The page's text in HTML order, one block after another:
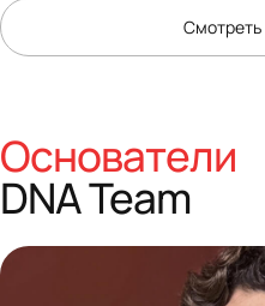
Смотреть
Основатели
DNA Team